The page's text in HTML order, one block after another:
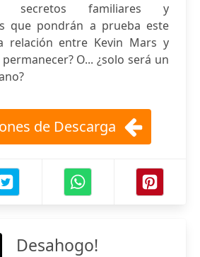
secretos familiares y
que pondrán a prueba este
relación entre Kevin Mars y
O... ¿solo será un
de Descarga
Desahogo!